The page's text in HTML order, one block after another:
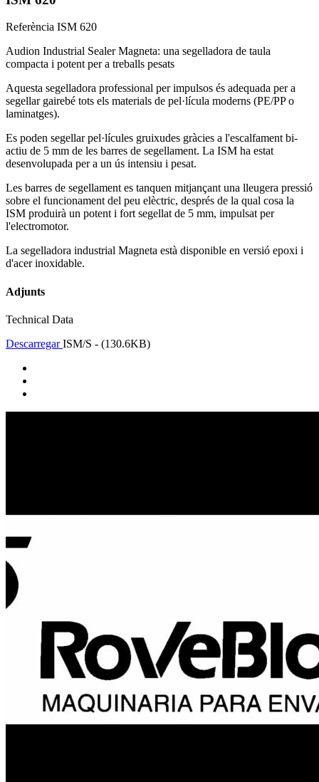
Referència ISM 620
Audion Industrial Sealer Magneta: una segelladora de taula
compacta i potent per a treballs pesats
Aquesta segelladora professional per impulsos és adequada per a
segellar gairebé tots els materials de pel·lícula moderns (PE/PP o
laminatges).
Es poden segellar pel·lícules gruixudes gràcies a l'escalfament bi-
actiu de 5 mm de les barres de segellament. La ISM ha estat
desenvolupada per a un ús intensiu i pesat.
Les barres de segellament es tanquen mitjançant una lleugera pressió
sobre el funcionament del peu elèctric, després de la qual cosa la
ISM produirà un potent i fort segellat de 5 mm, impulsat per
l'electromotor.
La segelladora industrial Magneta està disponible en versió epoxi i
d'acer inoxidable.
Adjunts
Technical Data
DescarregarISM/S - (130.6KB)